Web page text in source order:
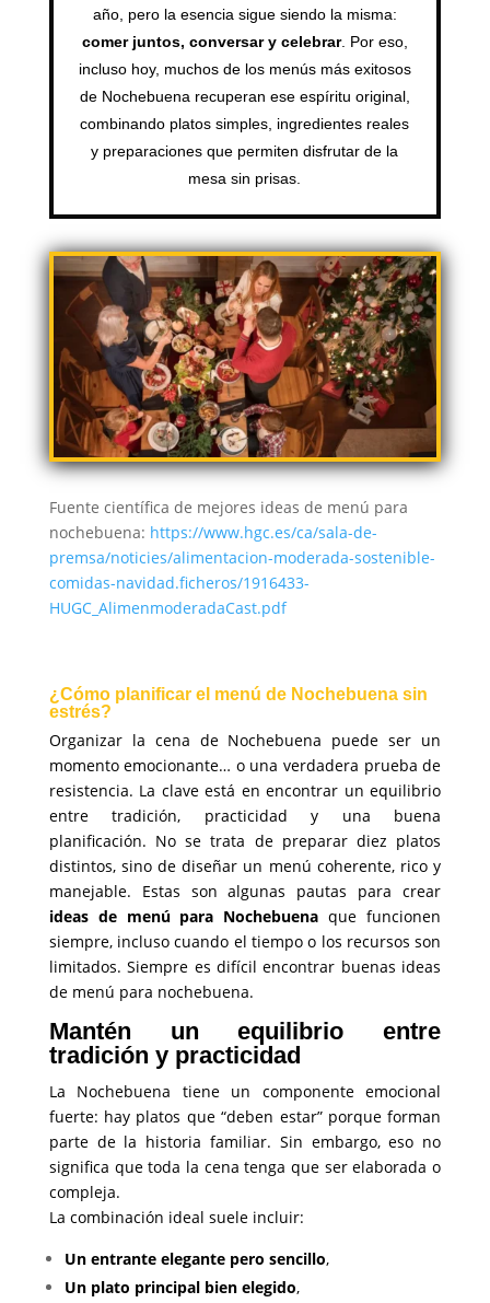
año, pero la esencia sigue siendo la misma:
comer juntos, conversar y celebrar. Por eso,
incluso hoy, muchos de los menús más exitosos
de Nochebuena recuperan ese espíritu original,
combinando platos simples, ingredientes reales
y preparaciones que permiten disfrutar de la
mesa sin prisas.
Fuente científica de mejores ideas de menú para
nochebuena: https://www.hgc.es/ca/sala-de-
premsa/noticies/alimentacion-moderada-sostenible-
comidas-navidad.ficheros/1916433-
HUGC_AlimenmoderadaCast.pdf
¿Cómo planificar el menú de Nochebuena sin
estrés?
Organizar la cena de Nochebuena puede ser un
momento emocionante… o una verdadera prueba de
resistencia. La clave está en encontrar un equilibrio
entre tradición, practicidad y una buena
planificación. No se trata de preparar diez platos
distintos, sino de diseñar un menú coherente, rico y
manejable. Estas son algunas pautas para crear
ideas de menú para Nochebuena que funcionen
siempre, incluso cuando el tiempo o los recursos son
limitados. Siempre es difícil encontrar buenas ideas
de menú para nochebuena.
Mantén un equilibrio entre
tradición y practicidad
La Nochebuena tiene un componente emocional
fuerte: hay platos que “deben estar” porque forman
parte de la historia familiar. Sin embargo, eso no
significa que toda la cena tenga que ser elaborada o
compleja.
La combinación ideal suele incluir:
Un entrante elegante pero sencillo,
Un plato principal bien elegido,